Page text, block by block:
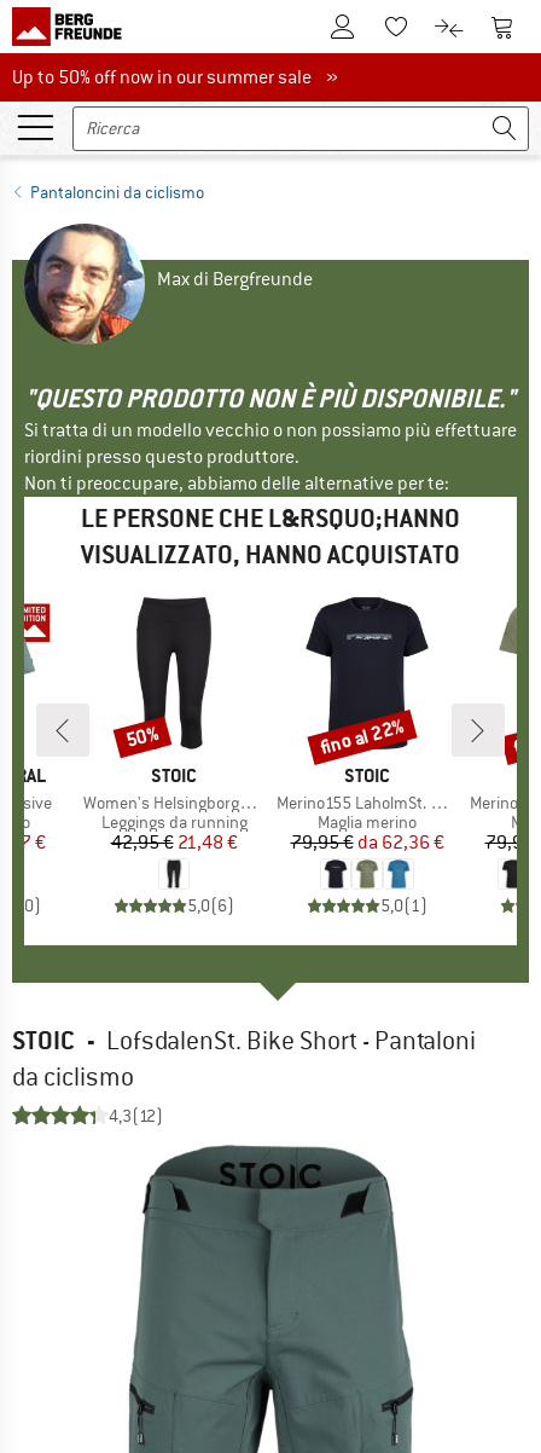
Al conto clienteAlla lista
Al Al
Up to 50% off now in our summer sale
Up to 50% off now in our summer sale »
Pantaloncini da ciclismo
Max di Bergfreunde
"QUESTO PRODOTTO NON È PIÙ DISPONIBILE."
Si tratta di un modello vecchio o non possiamo più effettuare
riordini presso questo produttore.
Non ti preoccupare, abbiamo delle alternative per te:
LE PERSONE CHE L&RSQUO;HANNO
VISUALIZZATO, HANNO ACQUISTATO
ridotto
€
0)
MARCHIO
STOIC
Articolo
Women's HelsingborgSt. Performance 3/4 Tights II
Gruppo di prodotti
Leggings da running
Prezzo
42,95 €Prezzo ridotto
21,48 €
5,0(6)
Sconto
50%
MARCHIO
STOIC
Articolo
Merino155 LaholmSt. Print T-Shirt Ridge
Gruppo di prodotti
Maglia merino
Prezzo
79,95 € Prezzo ridotto
da 62,36 €
5,0(1)
Sconto
fino al 22%
Articolo
Merino155
79,95
STOIC - LofsdalenSt. Bike Short - Pantaloni
da ciclismo
4,3(12)